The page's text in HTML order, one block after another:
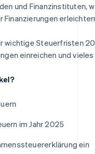
und Finanzinstituten,
wichtige Steuerfristen
einreichen und vieles
im Jahr 2025
ein